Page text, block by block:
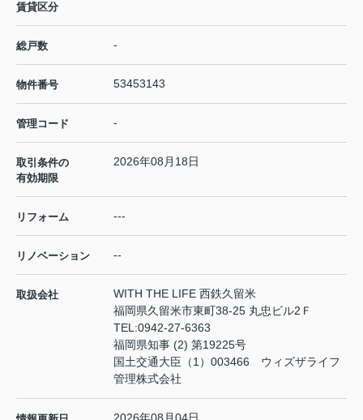
賃貸区分
総戸数 -
物件番号 53453143
管理コード -
取引条件の
有効期限
2026年08月18日
リフォーム ---
リノベーション --
取扱会社
WITH THE LIFE 西鉄久留米
福岡県久留米市東町38-25 丸忠ビル2Ｆ
TEL:0942-27-6363
福岡県知事 (2) 第19225号
国土交通大臣（1）003466 ウィズザライフ
管理株式会社